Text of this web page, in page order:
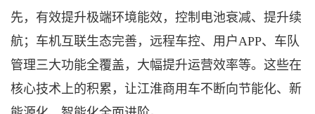
先，有效提升极端环境能效，控制电池衰减、提升续
航；车机互联生态完善，远程车控、用户APP、车队
管理三大功能全覆盖，大幅提升运营效率等。这些在
核心技术上的积累，让江淮商用车不断向节能化、新